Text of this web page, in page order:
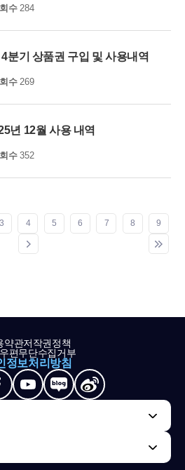
수284
분기 상품권 구입 및 사용내역
수269
년 12월 사용 내역
수352
3 4 5 6 7 8 9
약관저작권정책
편무단수집거부
정보처리방침